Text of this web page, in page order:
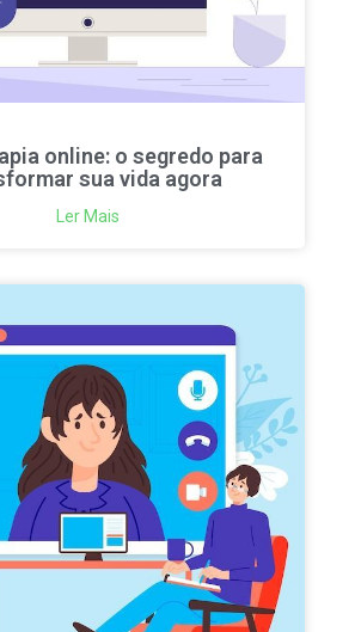
online: o segredo para
sua vida agora
Ler Mais